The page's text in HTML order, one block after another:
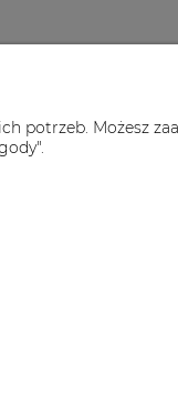
konta
potrzeb. Możesz